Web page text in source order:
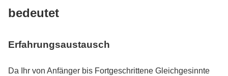
bedeutet
Erfahrungsaustausch
Da Ihr von Anfänger bis Fortgeschrittene Gleichgesinnte